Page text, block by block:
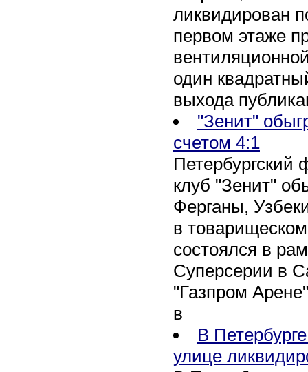
ликвидирован
первом этаже
один
выхода
"Зенит"
счетом 4:1
Петербургский
клуб "Зенит"
Ферганы,
в
состоялся в
Суперсерии в
"Газпром
в
В
улице